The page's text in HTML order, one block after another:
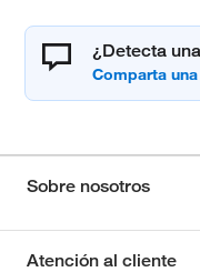
¿Detecta
Sobre nosotros
Atención al cliente